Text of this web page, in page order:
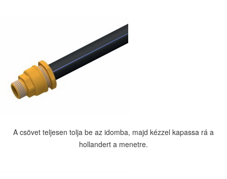
A csövet teljesen tolja be az idomba, majd kézzel kapassa rá a
hollandert a menetre.